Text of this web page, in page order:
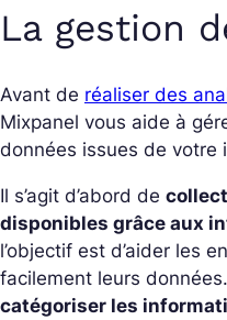
La gestion
Avant de réaliser des
Mixpanel vous aide à
données issues de votre
Il s’agit d’abord de
disponibles grâce aux
l’objectif est d’aider les
facilement leurs
catégoriser les